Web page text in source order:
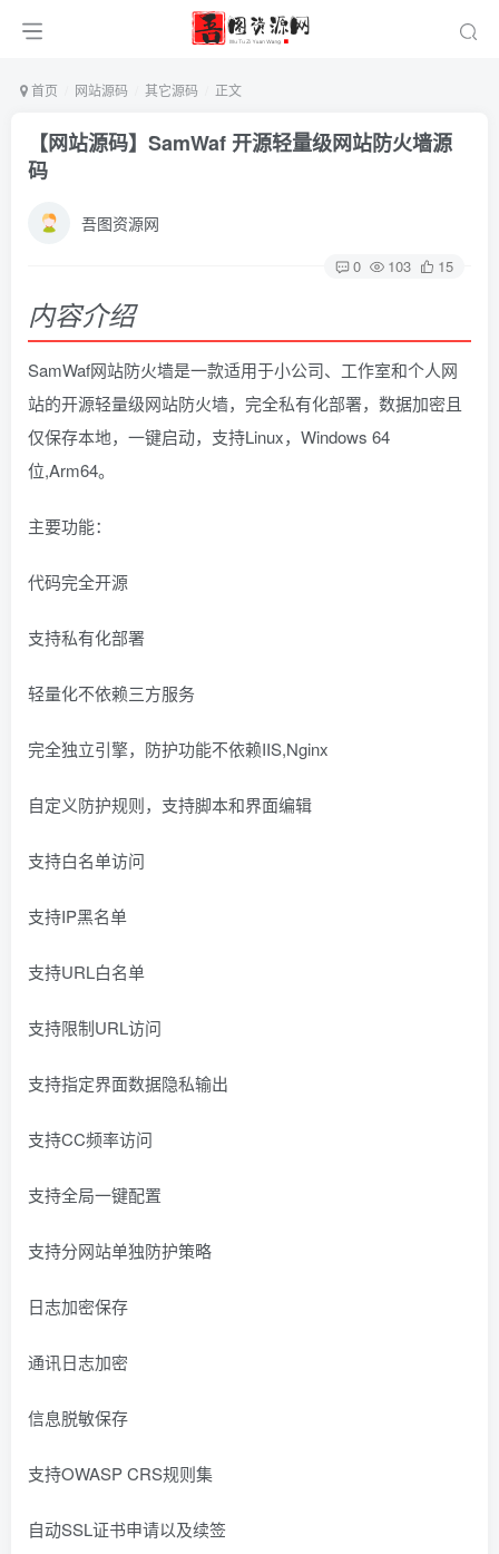
首页 网站源码 其它源码 正文
【网站源码】SamWaf 开源轻量级网站防火墙源
码
吾图资源网
0 103 15
内容介绍
SamWaf网站防火墙是一款适用于小公司、工作室和个人网
站的开源轻量级网站防火墙，完全私有化部署，数据加密且
仅保存本地，一键启动，支持Linux，Windows 64
位,Arm64。
主要功能：
代码完全开源
支持私有化部署
轻量化不依赖三方服务
完全独立引擎，防护功能不依赖IIS,Nginx
自定义防护规则，支持脚本和界面编辑
支持白名单访问
支持IP黑名单
支持URL白名单
支持限制URL访问
支持指定界面数据隐私输出
支持CC频率访问
支持全局一键配置
支持分网站单独防护策略
日志加密保存
通讯日志加密
信息脱敏保存
支持OWASP CRS规则集
自动SSL证书申请以及续签